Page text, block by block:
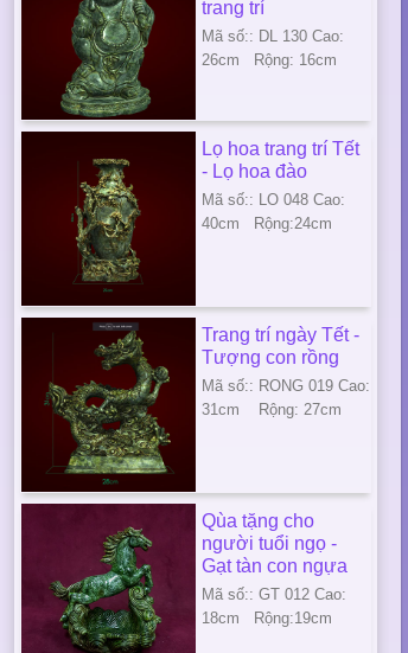
trang trí
Mã số:: DL 130 Cao:
26cm Rộng: 16cm
Lọ hoa trang trí Tết
- Lọ hoa đào
Mã số:: LO 048 Cao:
40cm Rộng:24cm
Trang trí ngày Tết -
Tượng con rồng
Mã số:: RONG 019 Cao:
31cm Rộng: 27cm
Qùa tặng cho
người tuổi ngọ -
Gạt tàn con ngựa
Mã số:: GT 012 Cao:
18cm Rộng:19cm